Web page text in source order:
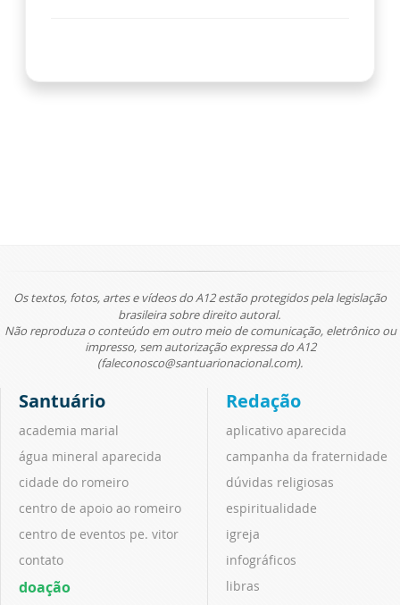
Os textos, fotos, artes e vídeos do A12 estão protegidos pela legislação
brasileira sobre direito autoral.
Não reproduza o conteúdo em outro meio de comunicação, eletrônico ou
impresso, sem autorização expressa do A12
(faleconosco@santuarionacional.com).
Santuário
academia marial
água mineral aparecida
cidade do romeiro
centro de apoio ao romeiro
centro de eventos pe. vitor
contato
doação
Redação
aplicativo aparecida
campanha da fraternidade
dúvidas religiosas
espiritualidade
igreja
infográficos
libras